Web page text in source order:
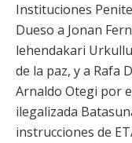
Instituciones
Dueso a Jonan
lehendakari
de la paz, y a Rafa
Arnaldo Otegi por
ilegalizada
instrucciones de